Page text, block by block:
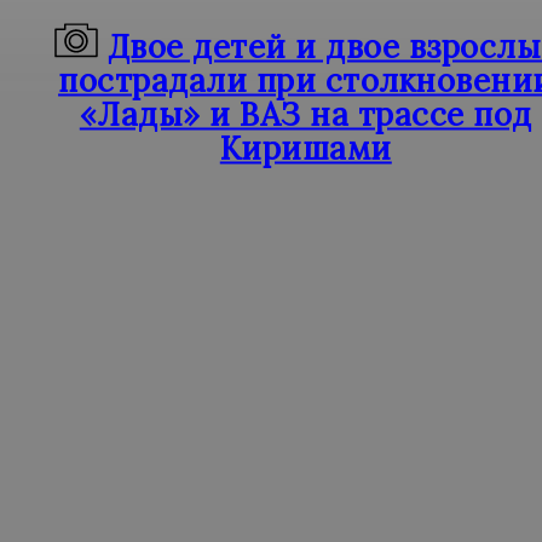
Двое детей и двое
пострадали при
«Лады» и ВАЗ на трассе под
Киришами